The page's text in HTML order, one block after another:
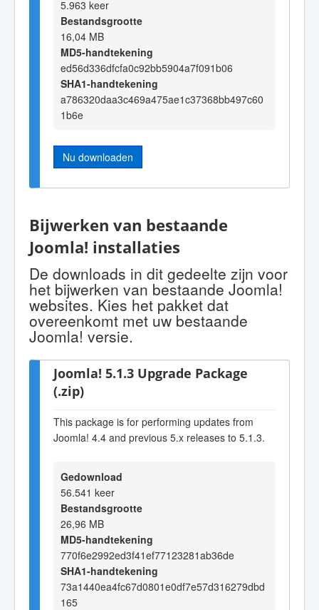
5.963 keer
Bestandsgrootte
16,04 MB
MD5-handtekening
ed56d336dfcfa0c92bb5904a7f091b06
SHA1-handtekening
a786320daa3c469a475ae1c37368bb497c60
1b6e
Nu downloaden
Bijwerken van bestaande
Joomla! installaties
De downloads in dit gedeelte zijn voor
het bijwerken van bestaande Joomla!
websites. Kies het pakket dat
overeenkomt met uw bestaande
Joomla! versie.
Joomla! 5.1.3 Upgrade Package
(.zip)
This package is for performing updates from
Joomla! 4.4 and previous 5.x releases to 5.1.3.
Gedownload
56.541 keer
Bestandsgrootte
26,96 MB
MD5-handtekening
770f6e2992ed3f41ef77123281ab36de
SHA1-handtekening
73a1440ea4fc67d0801e0df7e57d316279dbd
165